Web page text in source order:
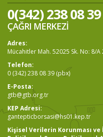
0(342) 238 08 39
ÇAĞRI MERKEZİ
Adres:
Mücahitler Mah. 52025 Sk. No: 8/
Telefon:
0 (342) 238 08 39 (pbx)
E-Posta:
gtb@gtb.org.tr
KEP Adresi:
gantepticborsasi@hs01.kep.tr
Kişisel Verilerin Korunması